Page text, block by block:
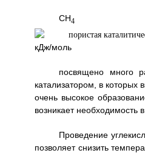
CH4
кДж/моль
посвящено много
катализатором, в которых
очень высокое
возникает необходимость
Проведение
позволяет снизить